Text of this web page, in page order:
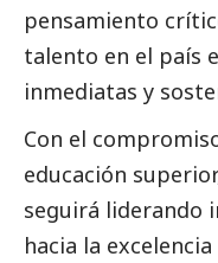
pensamiento
talento en el país
inmediatas y
Con el
educación
seguirá liderando
hacia la